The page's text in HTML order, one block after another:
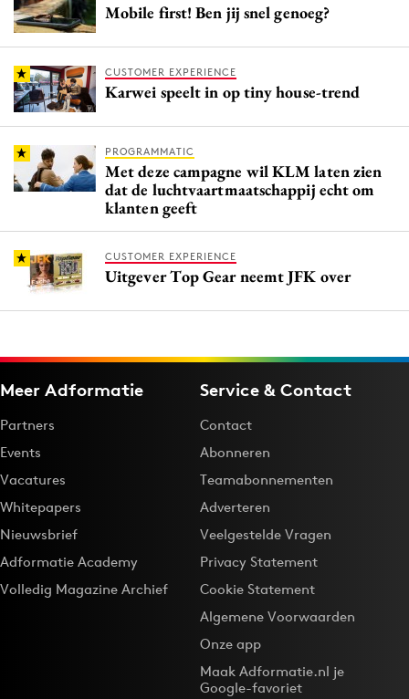
Mobile first! Ben jij snel genoeg?
CUSTOMER EXPERIENCE
Karwei speelt in op tiny house-trend
PROGRAMMATIC
Met deze campagne wil KLM laten zien
dat de luchtvaartmaatschappij echt om
klanten geeft
CUSTOMER EXPERIENCE
Uitgever Top Gear neemt JFK over
Meer Adformatie
Partners
Events
Vacatures
Whitepapers
Nieuwsbrief
Adformatie Academy
Volledig Magazine Archief
Service & Contact
Contact
Abonneren
Teamabonnementen
Adverteren
Veelgestelde Vragen
Privacy Statement
Cookie Statement
Algemene Voorwaarden
Onze app
Maak Adformatie.nl je
Google-favoriet